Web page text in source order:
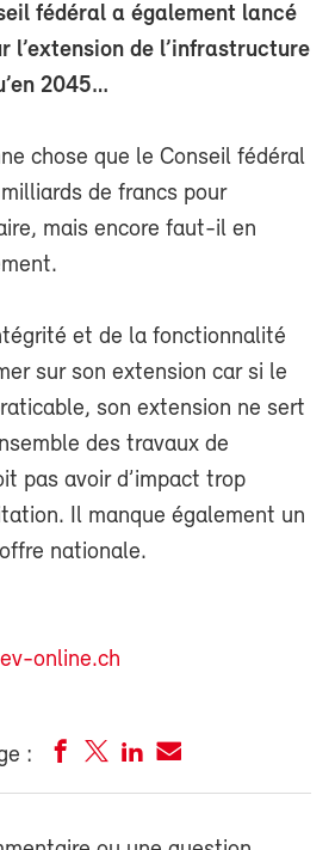
fédéral a également lancé
l’extension de l’infrastructure
2045…
chose que le Conseil fédéral
de francs pour
mais encore faut-il en
et de la fonctionnalité
sur son extension car si le
son extension ne sert
des travaux de
pas avoir d’impact trop
Il manque également un
nationale.
online.ch
: